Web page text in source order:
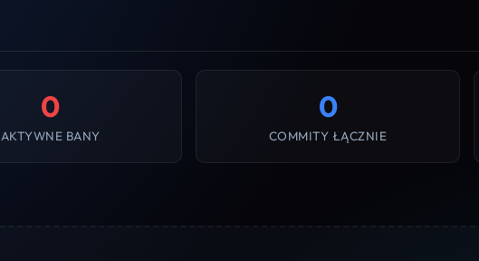
0
AKTYWNE BANY
0
COMMITY ŁĄCZNIE